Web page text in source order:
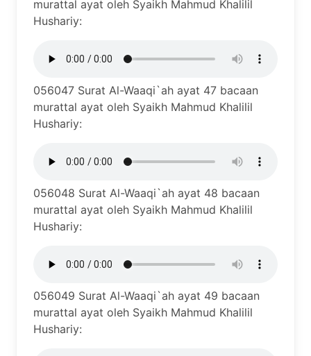
murattal ayat oleh Syaikh Mahmud Khalilil
Hushariy:
056047 Surat Al-Waaqi`ah ayat 47 bacaan
murattal ayat oleh Syaikh Mahmud Khalilil
Hushariy:
056048 Surat Al-Waaqi`ah ayat 48 bacaan
murattal ayat oleh Syaikh Mahmud Khalilil
Hushariy:
056049 Surat Al-Waaqi`ah ayat 49 bacaan
murattal ayat oleh Syaikh Mahmud Khalilil
Hushariy: